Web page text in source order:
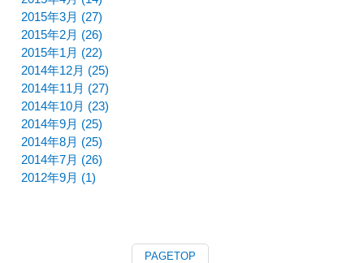
2015年3月 (27)
2015年2月 (26)
2015年1月 (22)
2014年12月 (25)
2014年11月 (27)
2014年10月 (23)
2014年9月 (25)
2014年8月 (25)
2014年7月 (26)
2012年9月 (1)
PAGETOP